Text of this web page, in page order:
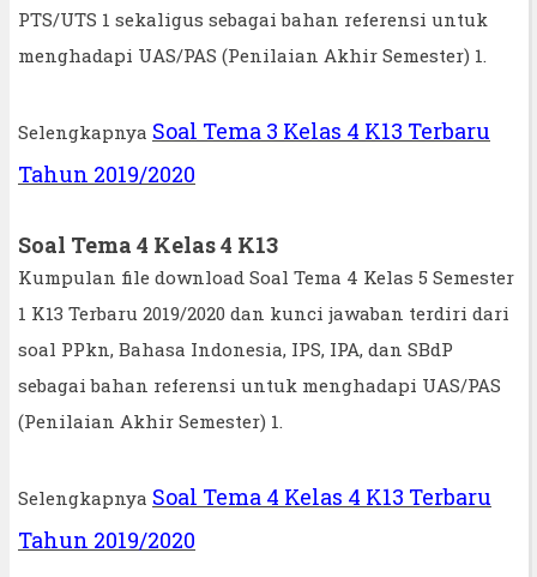
PTS/UTS 1 sekaligus sebagai bahan referensi untuk
menghadapi UAS/PAS (Penilaian Akhir Semester) 1.
Selengkapnya Soal Tema 3 Kelas 4 K13 Terbaru
Tahun 2019/2020
Soal Tema 4 Kelas 4 K13
Kumpulan file download Soal Tema 4 Kelas 5 Semester
1 K13 Terbaru 2019/2020 dan kunci jawaban terdiri dari
soal PPkn, Bahasa Indonesia, IPS, IPA, dan SBdP
sebagai bahan referensi untuk menghadapi UAS/PAS
(Penilaian Akhir Semester) 1.
Selengkapnya Soal Tema 4 Kelas 4 K13 Terbaru
Tahun 2019/2020